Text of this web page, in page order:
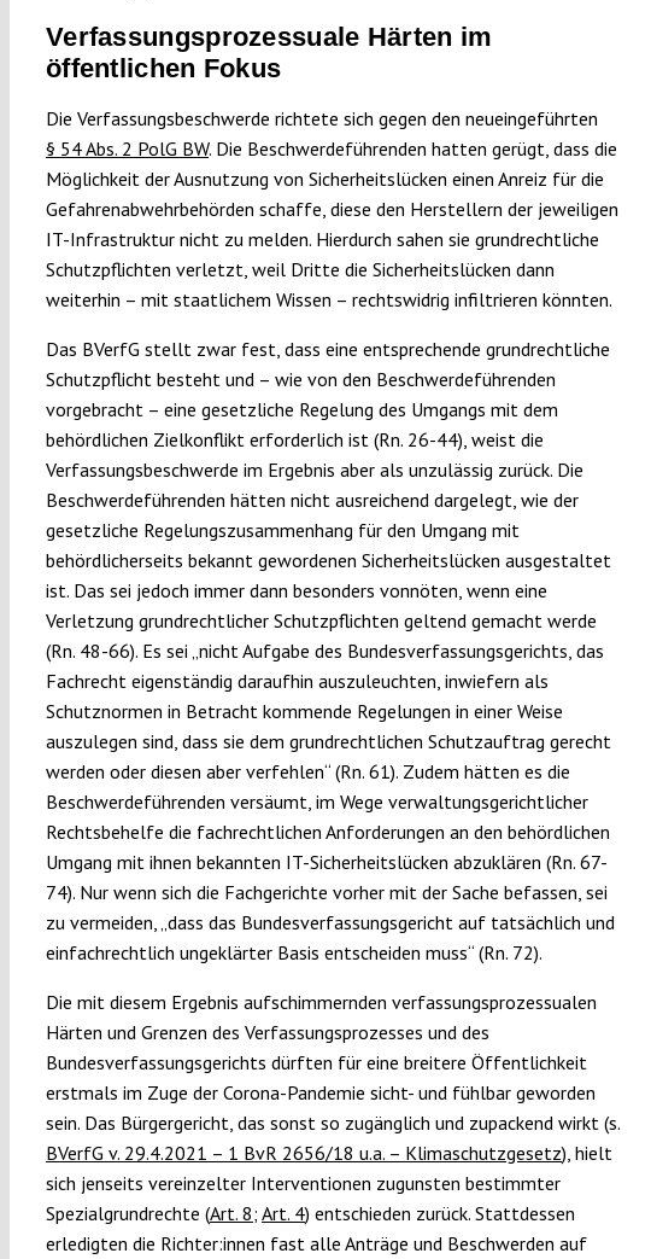
Verfassungsprozessuale Härten im
öffentlichen Fokus
Die Verfassungsbeschwerde richtete sich gegen den neueingeführten
§ 54 Abs. 2 PolG BW. Die Beschwerdeführenden hatten gerügt, dass die
Möglichkeit der Ausnutzung von Sicherheitslücken einen Anreiz für die
Gefahrenabwehrbehörden schaffe, diese den Herstellern der jeweiligen
IT-Infrastruktur nicht zu melden. Hierdurch sahen sie grundrechtliche
Schutzpflichten verletzt, weil Dritte die Sicherheitslücken dann
weiterhin – mit staatlichem Wissen – rechtswidrig infiltrieren könnten.
Das BVerfG stellt zwar fest, dass eine entsprechende grundrechtliche
Schutzpflicht besteht und – wie von den Beschwerdeführenden
vorgebracht – eine gesetzliche Regelung des Umgangs mit dem
behördlichen Zielkonflikt erforderlich ist (Rn. 26-44), weist die
Verfassungsbeschwerde im Ergebnis aber als unzulässig zurück. Die
Beschwerdeführenden hätten nicht ausreichend dargelegt, wie der
gesetzliche Regelungszusammenhang für den Umgang mit
behördlicherseits bekannt gewordenen Sicherheitslücken ausgestaltet
ist. Das sei jedoch immer dann besonders vonnöten, wenn eine
Verletzung grundrechtlicher Schutzpflichten geltend gemacht werde
(Rn. 48-66). Es sei „nicht Aufgabe des Bundesverfassungsgerichts, das
Fachrecht eigenständig daraufhin auszuleuchten, inwiefern als
Schutznormen in Betracht kommende Regelungen in einer Weise
auszulegen sind, dass sie dem grundrechtlichen Schutzauftrag gerecht
werden oder diesen aber verfehlen“ (Rn. 61). Zudem hätten es die
Beschwerdeführenden versäumt, im Wege verwaltungsgerichtlicher
Rechtsbehelfe die fachrechtlichen Anforderungen an den behördlichen
Umgang mit ihnen bekannten IT-Sicherheitslücken abzuklären (Rn. 67-
74). Nur wenn sich die Fachgerichte vorher mit der Sache befassen, sei
zu vermeiden, „dass das Bundesverfassungsgericht auf tatsächlich und
einfachrechtlich ungeklärter Basis entscheiden muss“ (Rn. 72).
Die mit diesem Ergebnis aufschimmernden verfassungsprozessualen
Härten und Grenzen des Verfassungsprozesses und des
Bundesverfassungsgerichts dürften für eine breitere Öffentlichkeit
erstmals im Zuge der Corona-Pandemie sicht- und fühlbar geworden
sein. Das Bürgergericht, das sonst so zugänglich und zupackend wirkt (s.
BVerfG v. 29.4.2021 – 1 BvR 2656/18 u.a. – Klimaschutzgesetz), hielt
sich jenseits vereinzelter Interventionen zugunsten bestimmter
Spezialgrundrechte (Art. 8; Art. 4) entschieden zurück. Stattdessen
erledigten die Richter:innen fast alle Anträge und Beschwerden auf